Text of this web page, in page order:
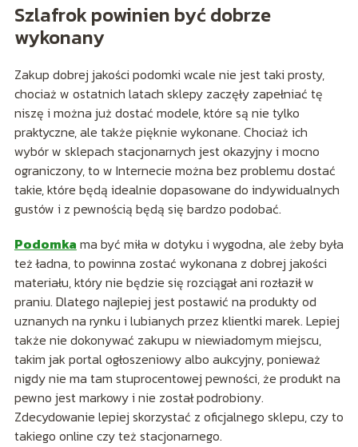
Szlafrok powinien być dobrze
wykonany
Zakup dobrej jakości podomki wcale nie jest taki prosty,
chociaż w ostatnich latach sklepy zaczęły zapełniać tę
niszę i można już dostać modele, które są nie tylko
praktyczne, ale także pięknie wykonane. Chociaż ich
wybór w sklepach stacjonarnych jest okazyjny i mocno
ograniczony, to w Internecie można bez problemu dostać
takie, które będą idealnie dopasowane do indywidualnych
gustów i z pewnością będą się bardzo podobać.
Podomka ma być miła w dotyku i wygodna, ale żeby była
też ładna, to powinna zostać wykonana z dobrej jakości
materiału, który nie będzie się rozciągał ani rozłaził w
praniu. Dlatego najlepiej jest postawić na produkty od
uznanych na rynku i lubianych przez klientki marek. Lepiej
także nie dokonywać zakupu w niewiadomym miejscu,
takim jak portal ogłoszeniowy albo aukcyjny, ponieważ
nigdy nie ma tam stuprocentowej pewności, że produkt na
pewno jest markowy i nie został podrobiony.
Zdecydowanie lepiej skorzystać z oficjalnego sklepu, czy to
takiego online czy też stacjonarnego.